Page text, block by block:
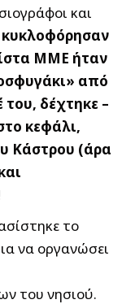
και
κυκλοφόρησαν
ΜΜΕ ήταν
από
δέχτηκε –
κεφάλι,
Κάστρου (άρα
το
να οργανώσει
του νησιού.